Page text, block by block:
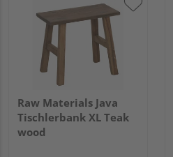
Raw Materials Java
Tischlerbank XL Teak
wood